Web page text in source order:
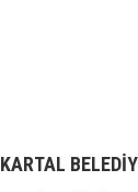
KARTAL